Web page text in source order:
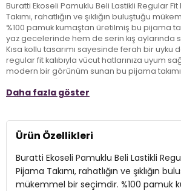
Buratti Ekoseli Pamuklu Beli Lastikli Regular Fit
Takımı, rahatlığın ve şıklığın buluştuğu
%100 pamuk kumaştan üretilmiş bu pijama
yaz gecelerinde hem de serin kış aylarında
Kısa kollu tasarımı sayesinde ferah bir uyku
regular fit kalıbıyla vücut hatlarınıza uyum
modern bir görünüm sunan bu pijama takımı,
artırır ve şıklığınızdan ödün vermez.
olan Buratti pijama takımı, evde geçirdiğiniz
Model:Pijama Takımı
Materyal:% 100 Pamuk
Kol Boyu: Kısa Kol
Daha fazla göster
Ürün Özellikleri
Buratti Ekoseli Pamuklu Beli Lastikli
Pijama Takımı, rahatlığın ve şıklığın
mükemmel bir seçimdir. %100 pamuk